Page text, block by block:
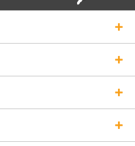
LICENTIESLEUTELS